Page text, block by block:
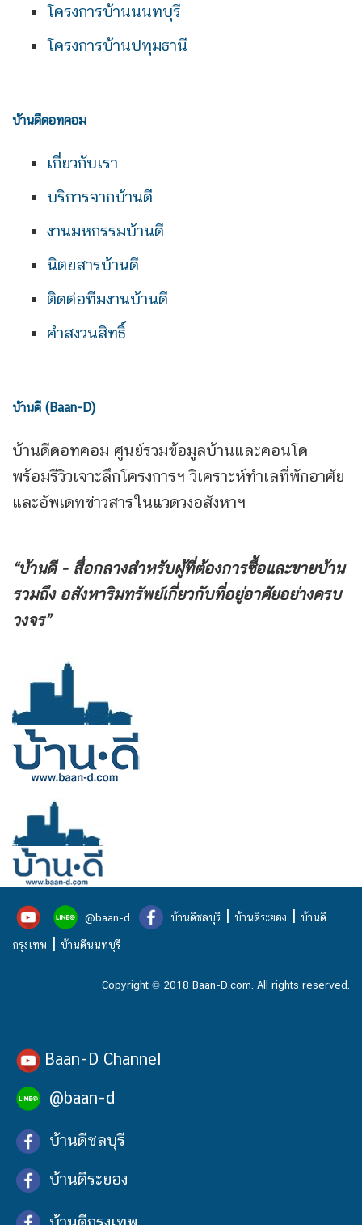
โครงการบ้านนนทบุรี
โครงการบ้านปทุมธานี
บ้านดีดอทคอม
เกี่ยวกับเรา
บริการจากบ้านดี
งานมหกรรมบ้านดี
นิตยสารบ้านดี
ติดต่อทีมงานบ้านดี
คำสงวนสิทธิ์
บ้านดี (Baan-D)
บ้านดีดอทคอม ศูนย์รวมข้อมูลบ้านและคอนโด
พร้อมรีวิวเจาะลึกโครงการฯ วิเคราะห์ทำเลที่พักอาศัย
และอัพเดทข่าวสารในแวดวงอสังหาฯ
“บ้านดี - สื่อกลางสำหรับผู้ที่ต้องการซื้อและขายบ้าน
รวมถึง อสังหาริมทรัพย์เกี่ยวกับที่อยู่อาศัยอย่างครบ
วงจร”
@baan-d บ้านดีชลบุรี | บ้านดีระยอง | บ้านดี
กรุงเทพ | บ้านดีนนทบุรี
Copyright © 2018 Baan-D.com. All rights reserved.
Baan-D Channel
@baan-d
บ้านดีชลบุรี
บ้านดีระยอง